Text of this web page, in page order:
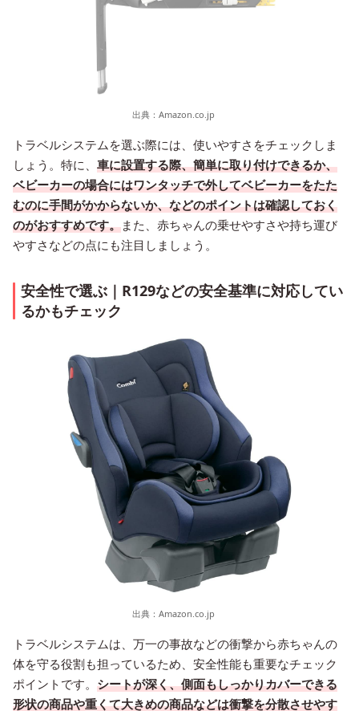
出典： Amazon.co.jp
トラベルシステムを選ぶ際には、使いやすさをチェックしま
しょう。特に、 車に設置する際、簡単に取り付けできるか、
ベビーカーの場合にはワンタッチで外してベビーカーをたた
むのに手間がかからないか、などのポイントは確認しておく
のがおすすめです。また、赤ちゃんの乗せやすさや持ち運び
やすさなどの点にも注目しましょう。
安全性で選ぶ｜R129などの安全基準に対応してい
るかもチェック
出典： Amazon.co.jp
トラベルシステムは、万一の事故などの衝撃から赤ちゃんの
体を守る役割も担っているため、安全性能も重要なチェック
ポイントです。 シートが深く、側面もしっかりカバーできる
形状の商品や重くて大きめの商品などは衝撃を分散させやす